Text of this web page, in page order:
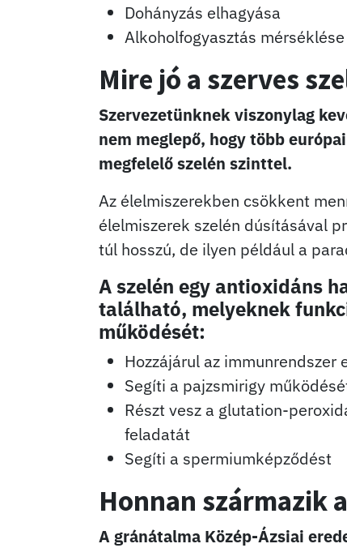
Dohányzás elhagyása
Alkoholfogyasztás mérséklése
Mire jó a szerves
Szervezetünknek viszonylag
nem meglepő, hogy több
megfelelő szelén szinttel.
Az élelmiszerekben csökkent
élelmiszerek szelén dúsításával
túl hosszú, de ilyen például a
A szelén egy antioxidáns
található, melyeknek
működését:
Hozzájárul az immunrendszer
Segíti a pajzsmirigy
Részt vesz a glutation-
feladatát
Segíti a spermiumképződést
Honnan származik
A gránátalma Közép-Ázsiai